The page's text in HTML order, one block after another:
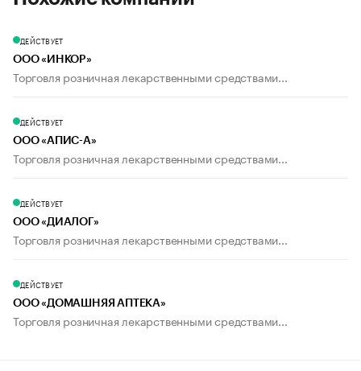
ДЕЙСТВУЕТ
ООО «ИНКОР»
Торговля розничная лекарственными средствами...
ДЕЙСТВУЕТ
ООО «АПИС-А»
Торговля розничная лекарственными средствами...
ДЕЙСТВУЕТ
ООО «ДИАЛОГ»
Торговля розничная лекарственными средствами...
ДЕЙСТВУЕТ
ООО «ДОМАШНЯЯ АПТЕКА»
Торговля розничная лекарственными средствами...